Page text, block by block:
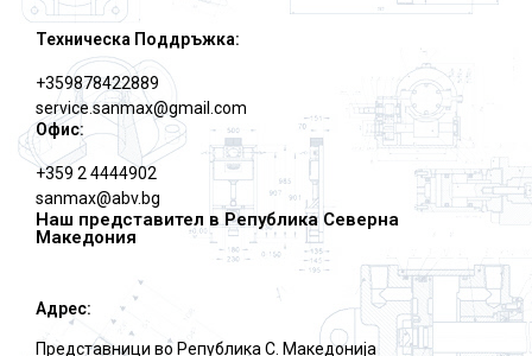
Техническа Поддръжка:
+359878422889
service.sanmax@gmail.com
Офис:
+359 2 4444902
sanmax@abv.bg
Наш представител в Република Северна
Македония
Адрес:
Представници во Република С. Македониjа